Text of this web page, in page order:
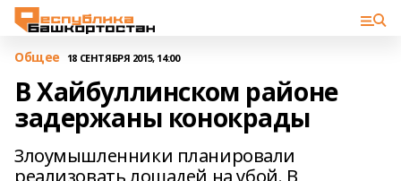
Общее 18 СЕНТЯБРЯ 2015, 14:00
В Хайбуллинском районе
задержаны конокрады
Злоумышленники планировали
реализовать лошадей на убой. В